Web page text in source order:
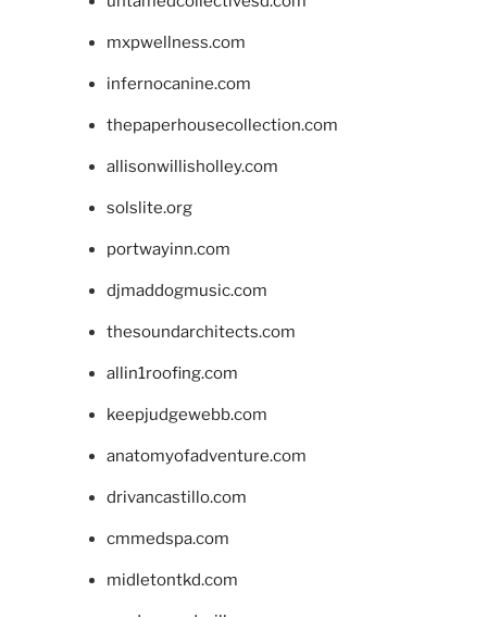
mxpwellness.com
infernocanine.com
thepaperhousecollection.com
allisonwillisholley.com
solslite.org
portwayinn.com
djmaddogmusic.com
thesoundarchitects.com
allin1roofing.com
keepjudgewebb.com
anatomyofadventure.com
drivancastillo.com
cmmedspa.com
midletontkd.com